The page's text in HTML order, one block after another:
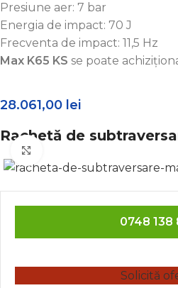
Presiune aer: 7 bar
Energia de impact: 70 J
Frecventa de impact: 11,5 Hz
Max K65 KS se poate
28.061,00 lei
Rachetă de
0748 138
Solicită